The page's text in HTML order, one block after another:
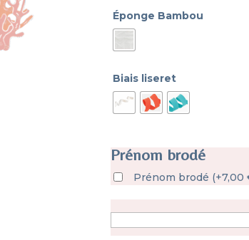
Éponge Bambou
Biais liseret
Prénom brodé
Prénom brodé (+7,00